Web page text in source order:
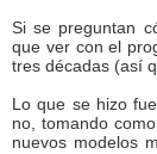
Si se preguntan
que ver con el
tres décadas (así
Lo que se hizo
no, tomando
nuevos modelos